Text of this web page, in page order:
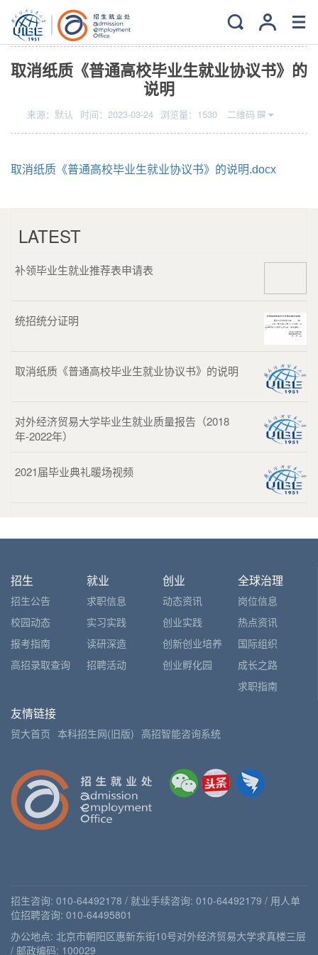
当前位置： 主页 >就业>
取消纸质《普通高校毕业生就业协议书》的
说明
来源： 默认 时间： 2023-03-24 浏览量： 1530 二维码
取消纸质《普通高校毕业生就业协议书》的说明.docx
LATEST
补领毕业生就业推荐表申请表
统招统分证明
取消纸质《普通高校毕业生就业协议书》的说明
对外经济贸易大学毕业生就业质量报告（2018
年-2022年）
2021届毕业典礼暖场视频
招生
招生公告
校园动态
报考指南
高招录取查询
就业
求职信息
实习实践
读研深造
招聘活动
创业
动态资讯
创业实践
创新创业培养
创业孵化园
全球治理
岗位信息
热点资讯
国际组织
成长之路
求职指南
友情链接
贸大首页 本科招生网(旧版) 高招智能咨询系统
招生咨询: 010-64492178 / 就业手续咨询: 010-64492179 / 用人单
位招聘咨询: 010-64495801
办公地点: 北京市朝阳区惠新东街10号对外经济贸易大学求真楼三层
/ 邮政编码: 100029